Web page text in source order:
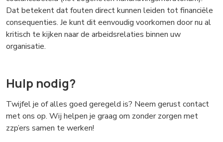
Dat betekent dat fouten direct kunnen leiden tot financiële
consequenties. Je kunt dit eenvoudig voorkomen door nu al
kritisch te kijken naar de arbeidsrelaties binnen uw
organisatie.
Hulp nodig?
Twijfel je of alles goed geregeld is? Neem gerust contact
met ons op. Wij helpen je graag om zonder zorgen met
zzp’ers samen te werken!